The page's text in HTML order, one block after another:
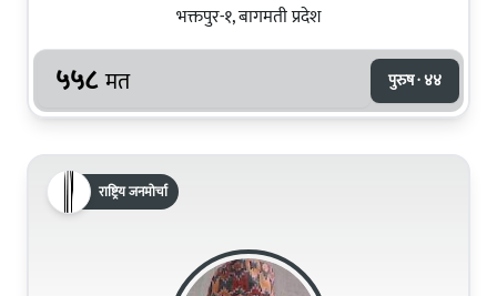
भक्तपुर-१, बागमती प्रदेश
५५८ मत पुरुष · ४४
राष्ट्रिय जनमोर्चा